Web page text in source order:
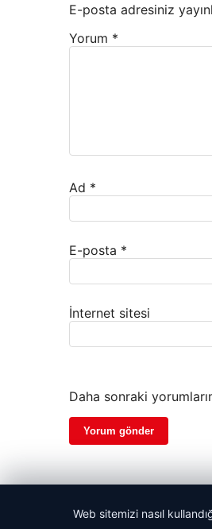
E-posta adresiniz
Yorum *
Ad *
E-posta *
İnternet sitesi
Daha sonraki
© 2026 Haber Adım
Web sitemizi nasıl